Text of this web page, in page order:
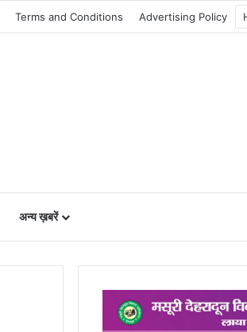
Terms and Conditions Advertising Policy
अन्य ख़बरें